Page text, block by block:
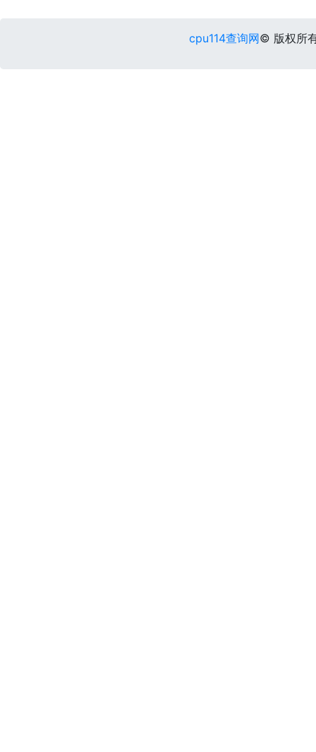
cpu114查询网© 版权所